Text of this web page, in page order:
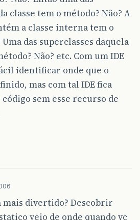
classe tem o método? Não? A
a classe interna tem o
das superclasses daquela
Não? etc. Com um IDE
identificar onde que o
mas com tal IDE fica
sem esse recurso de
mais divertido? Descobrir
veio de onde quando vc